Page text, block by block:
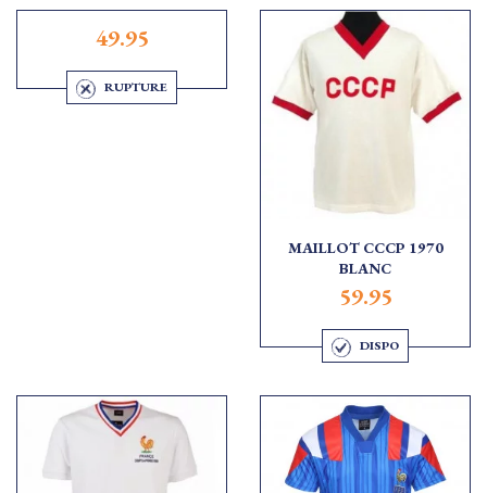
49.95
RUPTURE
MAILLOT CCCP 1970
BLANC
59.95
DISPO